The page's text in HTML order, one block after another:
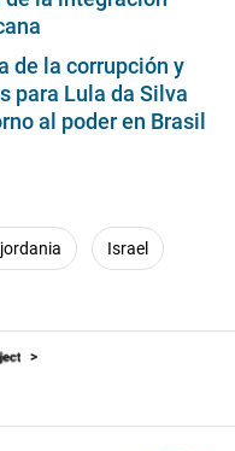
de la corrupción y
para Lula da Silva
al poder en Brasil
Israel